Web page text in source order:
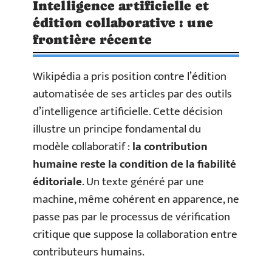
Intelligence artificielle et
édition collaborative : une
frontière récente
Wikipédia a pris position contre l’édition
automatisée de ses articles par des outils
d’intelligence artificielle. Cette décision
illustre un principe fondamental du
modèle collaboratif :la contribution
humaine reste la condition de la fiabilité
éditoriale. Un texte généré par une
machine, même cohérent en apparence, ne
passe pas par le processus de vérification
critique que suppose la collaboration entre
contributeurs humains.